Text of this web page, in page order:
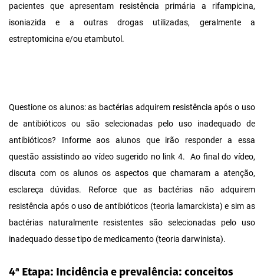
pacientes que apresentam resistência primária a rifampicina,
isoniazida e a outras drogas utilizadas, geralmente a
estreptomicina e/ou etambutol.
Questione os alunos: as bactérias adquirem resistência após o uso
de antibióticos ou são selecionadas pelo uso inadequado de
antibióticos? Informe aos alunos que irão responder a essa
questão assistindo ao vídeo sugerido no link 4. Ao final do vídeo,
discuta com os alunos os aspectos que chamaram a atenção,
esclareça dúvidas. Reforce que as bactérias não adquirem
resistência após o uso de antibióticos (teoria lamarckista) e sim as
bactérias naturalmente resistentes são selecionadas pelo uso
inadequado desse tipo de medicamento (teoria darwinista).
4ª Etapa: Incidência e prevalência: conceitos